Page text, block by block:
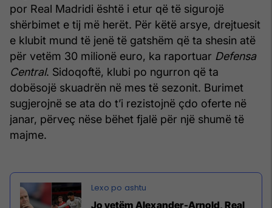
por Real Madridi është i etur që të sigurojë
shërbimet e tij më herët. Për këtë arsye, drejtuesit
e klubit mund të jenë të gatshëm që ta shesin atë
për vetëm 30 milionë euro, ka raportuar Defensa
Central. Sidoqoftë, klubi po ngurron që ta
dobësojë skuadrën në mes të sezonit. Burimet
sugjerojnë se ata do t’i rezistojnë çdo oferte në
janar, përveç nëse bëhet fjalë për një shumë të
majme.
Jo vetëm Alexander-Arnold, Real